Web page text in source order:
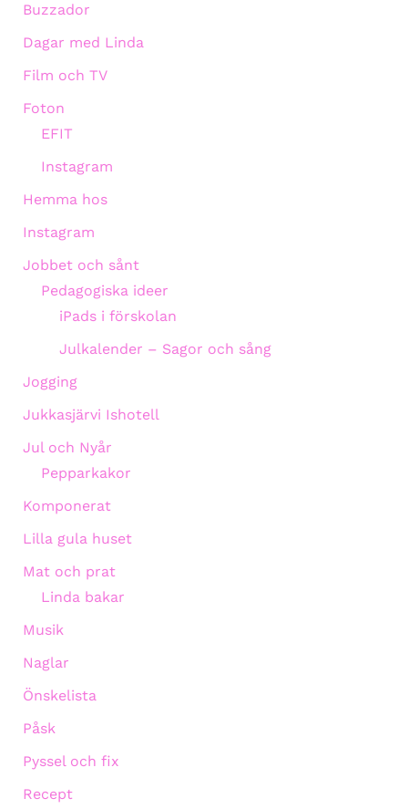
Buzzador
Dagar med Linda
Film och TV
Foton
EFIT
Instagram
Hemma hos
Instagram
Jobbet och sånt
Pedagogiska ideer
iPads i förskolan
Julkalender – Sagor och sång
Jogging
Jukkasjärvi Ishotell
Jul och Nyår
Pepparkakor
Komponerat
Lilla gula huset
Mat och prat
Linda bakar
Musik
Naglar
Önskelista
Påsk
Pyssel och fix
Recept